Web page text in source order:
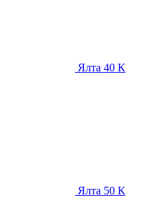
Ялта 40 К
Ялта 50 К